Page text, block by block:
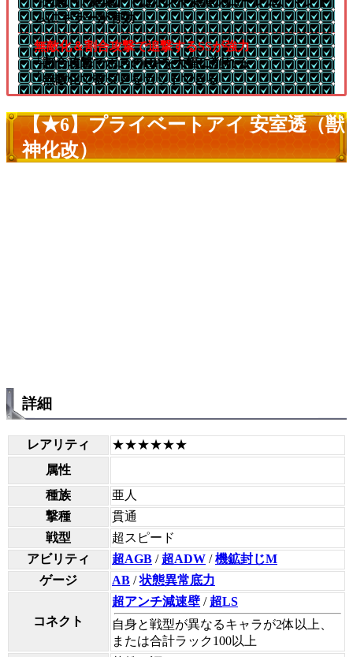
ムにキラーが有効
無敵化＆割合攻撃で追撃するSSが強力
└割合攻撃でボスのHPを大幅に削れる
└無敵化で被ダメをカットできる
【★6】プライベートアイ 安室透（獣
神化改）
詳細
レアリティ
★★★★★★
属性
種族
亜人
撃種
貫通
戦型
超スピード
アビリティ
超AGB / 超ADW /機鉱封じM
ゲージ
AB /状態異常底力
コネクト
超アンチ減速壁 / 超LS
自身と戦型が異なるキャラが2体以上、
または合計ラック100以上